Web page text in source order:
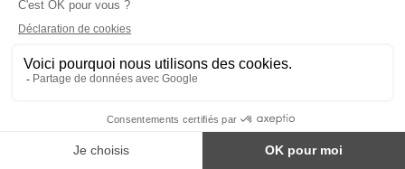
Les complément alimentaires doivent être utilisés dans le cadre d'un mode de vie sain et
ne pas être utilisés comme substituts d'un régimes alimentaire varié et équilibré.